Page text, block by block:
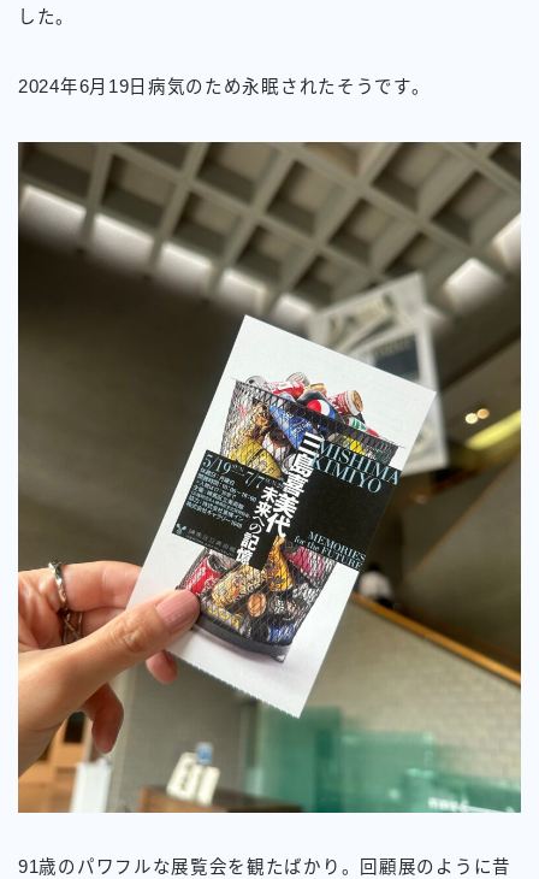
した。
2024年6月19日病気のため永眠されたそうです。
91歳のパワフルな展覧会を観たばかり。回顧展のように昔